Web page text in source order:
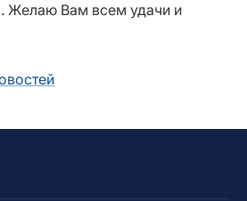
Желаю Вам всем удачи и